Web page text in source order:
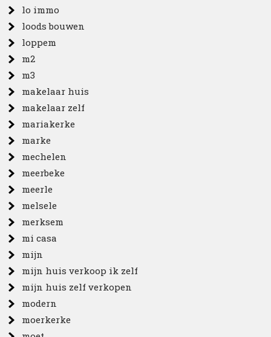
lo immo
loods bouwen
loppem
m2
m3
makelaar huis
makelaar zelf
mariakerke
marke
mechelen
meerbeke
meerle
melsele
merksem
mi casa
mijn
mijn huis verkoop ik zelf
mijn huis zelf verkopen
modern
moerkerke